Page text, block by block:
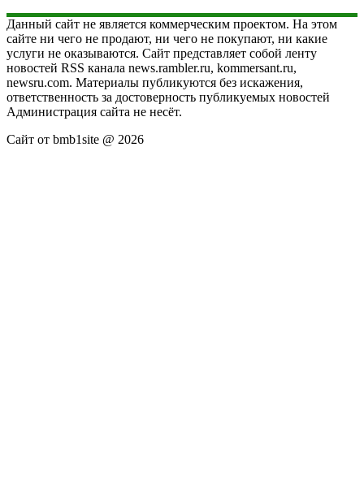
Данный сайт не является коммерческим проектом. На этом
сайте ни чего не продают, ни чего не покупают, ни какие
услуги не оказываются. Сайт представляет собой ленту
новостей RSS канала news.rambler.ru, kommersant.ru,
newsru.com. Материалы публикуются без искажения,
ответственность за достоверность публикуемых новостей
Администрация сайта не несёт.
Сайт от bmb1site @ 2026